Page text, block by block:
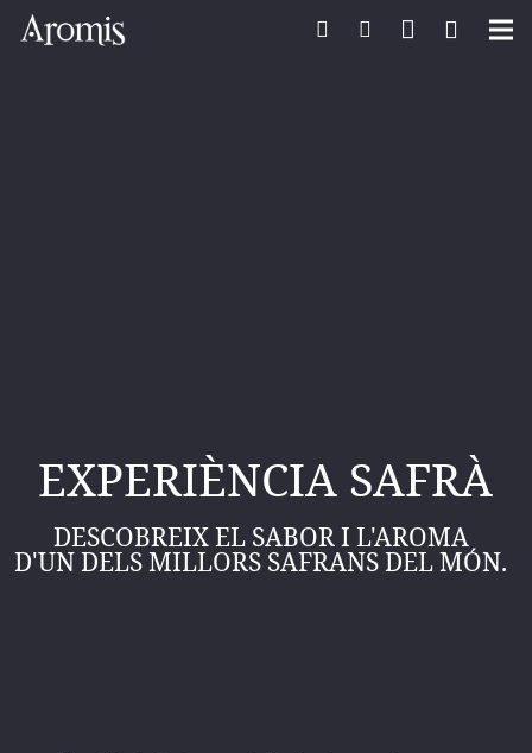
Contacte
Català
EXPERIÈNCIA SAFRÀ
DESCOBREIX EL SABOR I L'AROMA
D'UN DELS MILLORS SAFRANS DEL MÓN.